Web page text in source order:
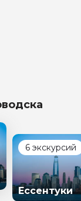
6 экскурсий
Ессентуки